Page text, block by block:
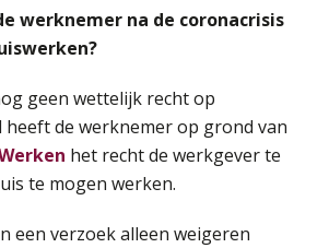
werknemer na de coronacrisis
geen wettelijk recht op
heeft de werknemer op grond van
het recht de werkgever te
te mogen werken.
een verzoek alleen weigeren